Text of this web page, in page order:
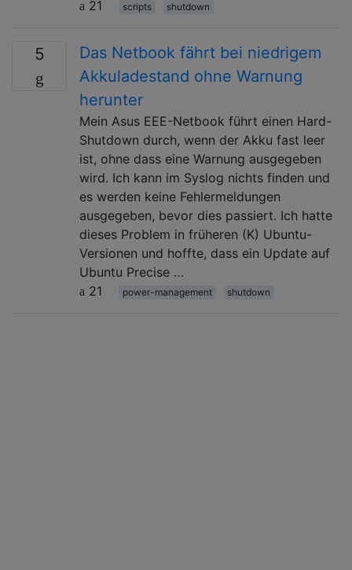
21
scripts shutdown
5
Das Netbook fährt bei niedrigem
Akkuladestand ohne Warnung
herunter
Mein Asus EEE-Netbook führt einen Hard-
Shutdown durch, wenn der Akku fast leer
ist, ohne dass eine Warnung ausgegeben
wird. Ich kann im Syslog nichts finden und
es werden keine Fehlermeldungen
ausgegeben, bevor dies passiert. Ich hatte
dieses Problem in früheren (K) Ubuntu-
Versionen und hoffte, dass ein Update auf
Ubuntu Precise …
21
power-management shutdown